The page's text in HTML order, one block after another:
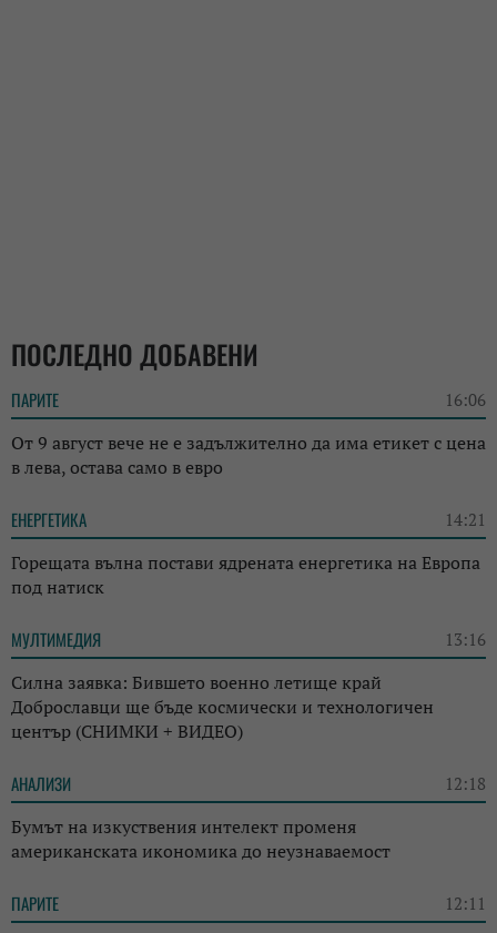
ПОСЛЕДНО ДОБАВЕНИ
ПАРИТЕ 16:06
От 9 август вече не е задължително да има етикет с цена
в лева, остава само в евро
ЕНЕРГЕТИКА 14:21
Горещата вълна постави ядрената енергетика на Европа
под натиск
МУЛТИМЕДИЯ 13:16
Силна заявка: Бившето военно летище край
Доброславци ще бъде космически и технологичен
център (СНИМКИ + ВИДЕО)
АНАЛИЗИ 12:18
Бумът на изкуствения интелект променя
американската икономика до неузнаваемост
ПАРИТЕ 12:11